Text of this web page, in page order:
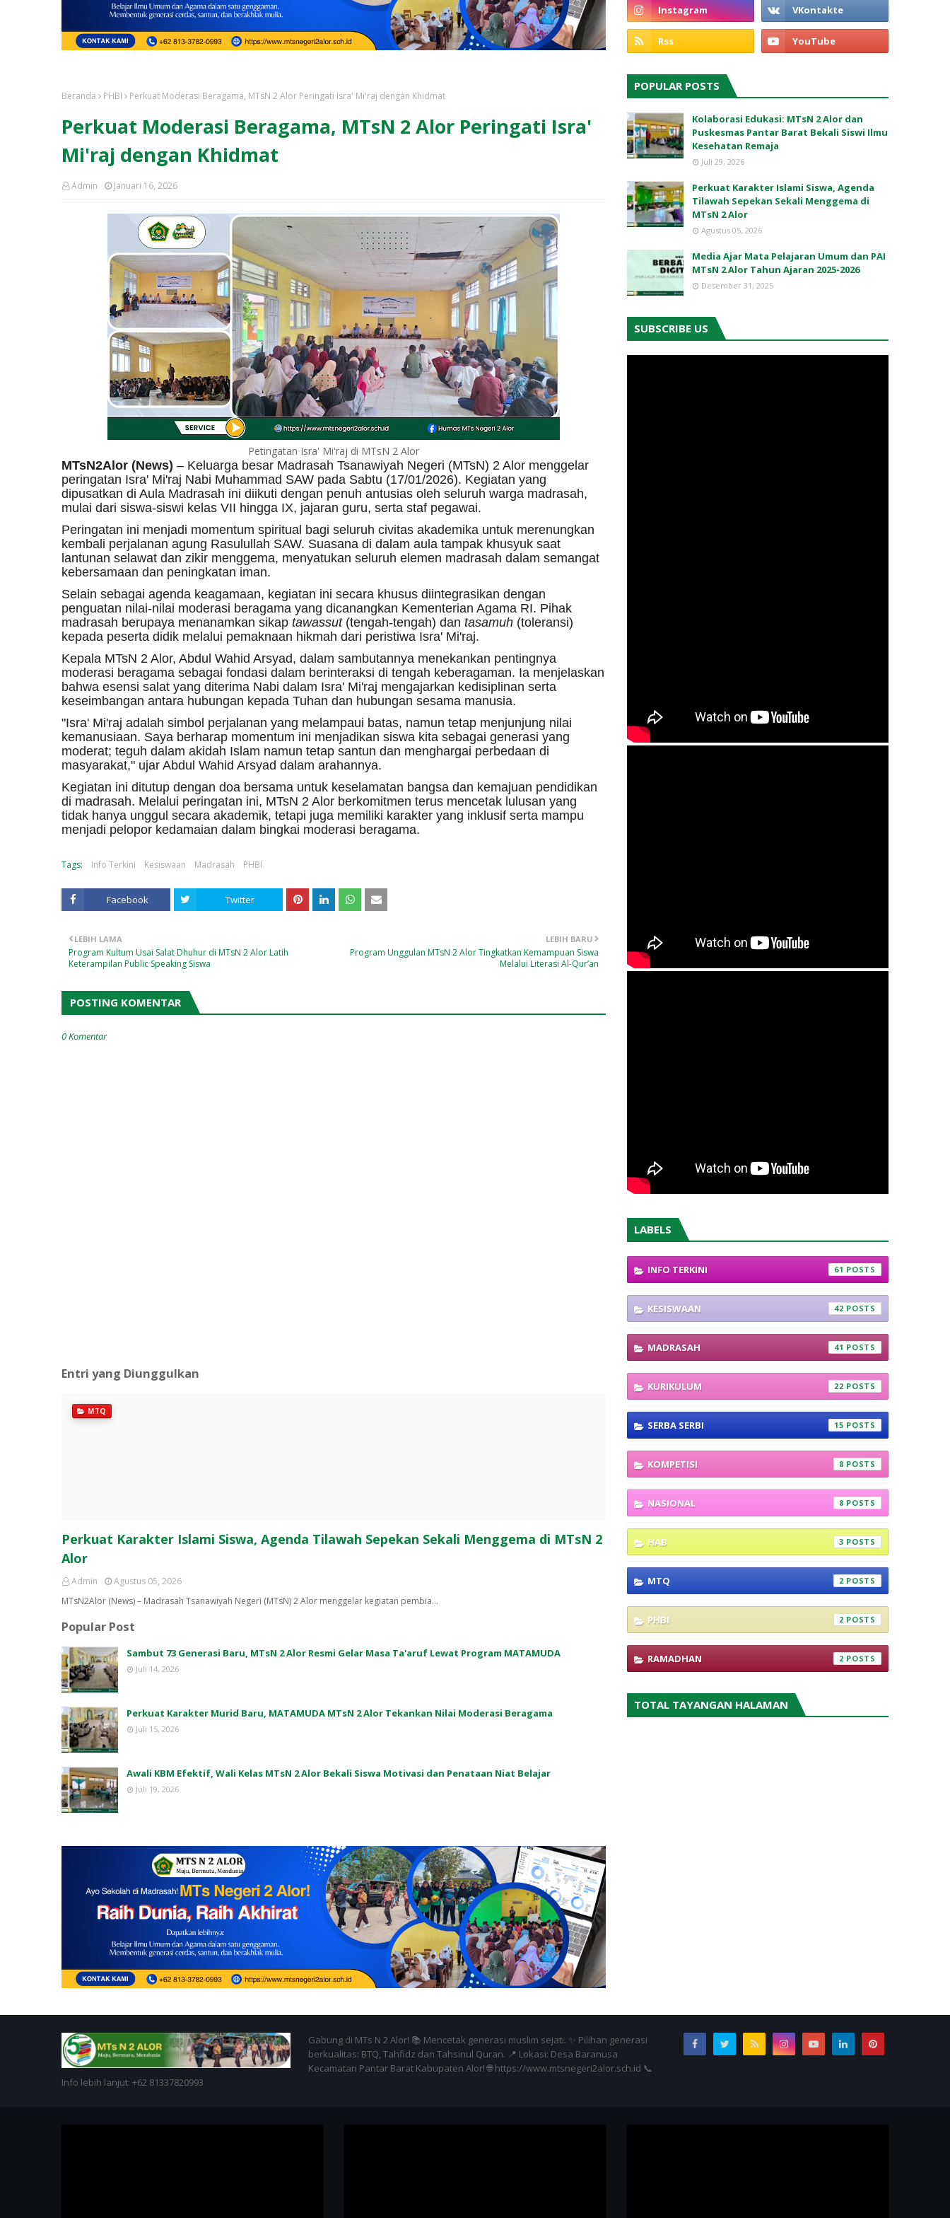
Beranda PHBI Perkuat Moderasi Beragama, MTsN 2 Alor Peringati Isra' Mi'raj dengan Khidmat
Perkuat Moderasi Beragama, MTsN 2 Alor Peringati Isra'
Mi'raj dengan Khidmat
Admin Januari 16, 2026
Petingatan Isra' Mi'raj di MTsN 2 Alor
MTsN2Alor (News) – Keluarga besar Madrasah Tsanawiyah Negeri (MTsN) 2 Alor menggelar
peringatan Isra' Mi'raj Nabi Muhammad SAW pada Sabtu (17/01/2026). Kegiatan yang
dipusatkan di Aula Madrasah ini diikuti dengan penuh antusias oleh seluruh warga madrasah,
mulai dari siswa-siswi kelas VII hingga IX, jajaran guru, serta staf pegawai.
Peringatan ini menjadi momentum spiritual bagi seluruh civitas akademika untuk merenungkan
kembali perjalanan agung Rasulullah SAW. Suasana di dalam aula tampak khusyuk saat
lantunan selawat dan zikir menggema, menyatukan seluruh elemen madrasah dalam semangat
kebersamaan dan peningkatan iman.
Selain sebagai agenda keagamaan, kegiatan ini secara khusus diintegrasikan dengan
penguatan nilai-nilai moderasi beragama yang dicanangkan Kementerian Agama RI. Pihak
madrasah berupaya menanamkan sikap tawassut(tengah-tengah) dan tasamuh (toleransi)
kepada peserta didik melalui pemaknaan hikmah dari peristiwa Isra' Mi'raj.
Kepala MTsN 2 Alor, Abdul Wahid Arsyad, dalam sambutannya menekankan pentingnya
moderasi beragama sebagai fondasi dalam berinteraksi di tengah keberagaman. Ia menjelaskan
bahwa esensi salat yang diterima Nabi dalam Isra' Mi'raj mengajarkan kedisiplinan serta
keseimbangan antara hubungan kepada Tuhan dan hubungan sesama manusia.
"Isra' Mi'raj adalah simbol perjalanan yang melampaui batas, namun tetap menjunjung nilai
kemanusiaan. Saya berharap momentum ini menjadikan siswa kita sebagai generasi yang
moderat; teguh dalam akidah Islam namun tetap santun dan menghargai perbedaan di
masyarakat," ujar Abdul Wahid Arsyad dalam arahannya.
Kegiatan ini ditutup dengan doa bersama untuk keselamatan bangsa dan kemajuan pendidikan
di madrasah. Melalui peringatan ini, MTsN 2 Alor berkomitmen terus mencetak lulusan yang
tidak hanya unggul secara akademik, tetapi juga memiliki karakter yang inklusif serta mampu
menjadi pelopor kedamaian dalam bingkai moderasi beragama.
Tags: Info Terkini Kesiswaan Madrasah PHBI
Facebook Twitter
LEBIH BARU
Program Unggulan MTsN 2 Alor Tingkatkan Kemampuan Siswa
Melalui Literasi Al-Qur’an
LEBIH LAMA
Program Kultum Usai Salat Dhuhur di MTsN 2 Alor Latih
Keterampilan Public Speaking Siswa
POSTING KOMENTAR
0 Komentar
Entri yang Diunggulkan
MTQ
Perkuat Karakter Islami Siswa, Agenda Tilawah Sepekan Sekali Menggema di MTsN 2
Alor
Admin
Agustus 05, 2026
MTsN2Alor (News) – Madrasah Tsanawiyah Negeri (MTsN) 2 Alor menggelar kegiatan pembia…
Popular Post
Sambut 73 Generasi Baru, MTsN 2 Alor Resmi Gelar Masa Ta'aruf Lewat Program MATAMUDA
Juli 14, 2026
Perkuat Karakter Murid Baru, MATAMUDA MTsN 2 Alor Tekankan Nilai Moderasi Beragama
Juli 15, 2026
Awali KBM Efektif, Wali Kelas MTsN 2 Alor Bekali Siswa Motivasi dan Penataan Niat Belajar
Juli 19, 2026
POPULAR POSTS
Kolaborasi Edukasi: MTsN 2 Alor dan
Puskesmas Pantar Barat Bekali Siswi Ilmu
Kesehatan Remaja
Juli 29, 2026
Perkuat Karakter Islami Siswa, Agenda
Tilawah Sepekan Sekali Menggema di
MTsN 2 Alor
Agustus 05, 2026
Media Ajar Mata Pelajaran Umum dan PAI
MTsN 2 Alor Tahun Ajaran 2025-2026
Desember 31, 2025
SUBSCRIBE US
LABELS
INFO TERKINI 61
KESISWAAN 42
MADRASAH 41
KURIKULUM 22
SERBA SERBI 15
KOMPETISI 8
NASIONAL 8
HAB 3
MTQ 2
PHBI 2
RAMADHAN 2
TOTAL TAYANGAN HALAMAN
Gabung di MTs N 2 Alor! 📚 Mencetak generasi muslim sejati. ✨ Pilihan generasi
berkualitas: BTQ, Tahfidz dan Tahsinul Quran. 📍 Lokasi: Desa Baranusa
Kecamatan Pantar Barat Kabupaten Alor! 🌐 https://www.mtsnegeri2alor.sch.id 📞
Info lebih lanjut: +62 81337820993